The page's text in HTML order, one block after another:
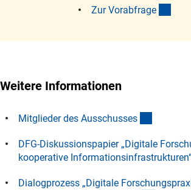
Zur Vorabfrage
Weitere Informationen
Mitglieder des Ausschusses
DFG-Diskussionspapier „Digitale
kooperative
Dialogprozess „Digitale